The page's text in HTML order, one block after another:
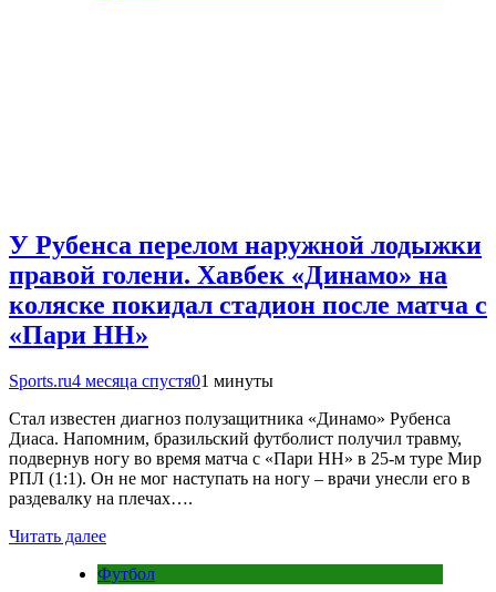
У Рубенса перелом наружной лодыжки
правой голени. Хавбек «Динамо» на
коляске покидал стадион после матча с
«Пари НН»
Sports.ru4 месяца спустя01 минуты
Стал известен диагноз полузащитника «Динамо» Рубенса
Диаса. Напомним, бразильский футболист получил травму,
подвернув ногу во время матча с «Пари НН» в 25-м туре Мир
РПЛ (1:1). Он не мог наступать на ногу – врачи унесли его в
раздевалку на плечах….
Читать далее
Футбол